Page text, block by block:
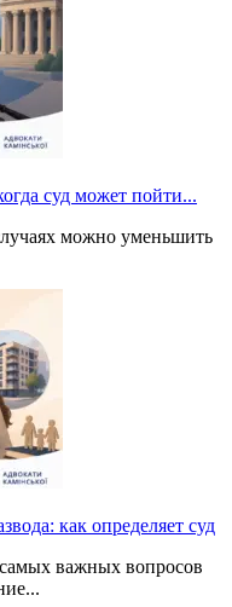
суд может пойти...
можно уменьшить
как определяет суд
важных вопросов